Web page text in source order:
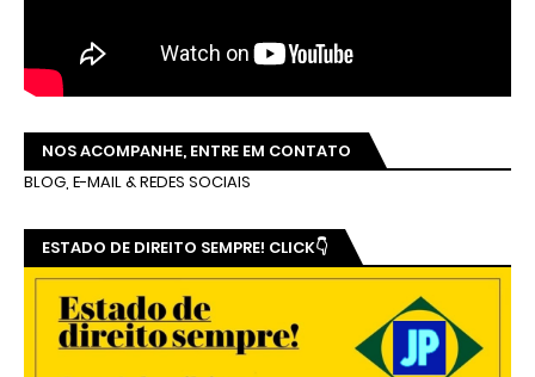
NOS ACOMPANHE, ENTRE EM CONTATO
BLOG, E-MAIL & REDES SOCIAIS
ESTADO DE DIREITO SEMPRE! CLICK👇